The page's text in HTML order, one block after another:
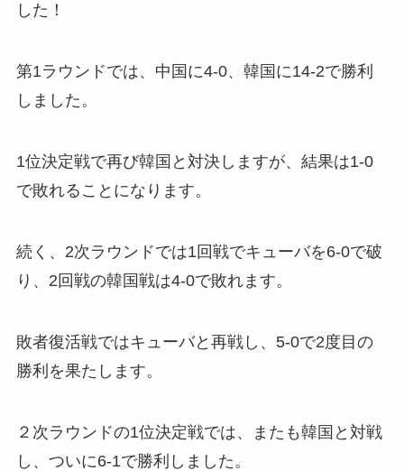
した！
第1ラウンドでは、中国に4-0、韓国に14-2で勝利
しました。
1位決定戦で再び韓国と対決しますが、結果は1-0
で敗れることになります。
続く、2次ラウンドでは1回戦でキューバを6-0で破
り、2回戦の韓国戦は4-0で敗れます。
敗者復活戦ではキューバと再戦し、5-0で2度目の
勝利を果たします。
２次ラウンドの1位決定戦では、またも韓国と対戦
し、ついに6-1で勝利しました。